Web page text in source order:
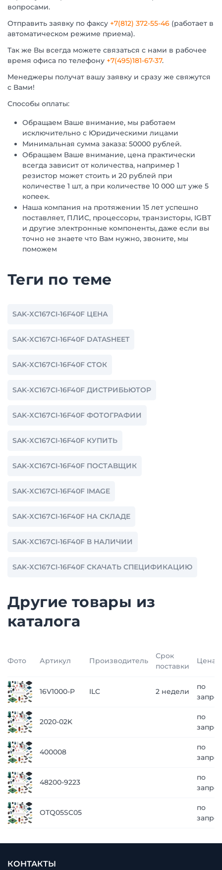
вопросами.
Отправить заявку по факсу +7(812) 372-55-46 (работает в
автоматическом режиме приема).
Так же Вы всегда можете связаться с нами в рабочее
время офиса по телефону +7(495)181-67-37.
Менеджеры получат вашу заявку и сразу же свяжутся
с Вами!
Способы оплаты:
Обращаем Ваше внимание, мы работаем
исключительно с Юридическими лицами
Минимальная сумма заказа: 50000 рублей.
Обращаем Ваше внимание, цена практически
всегда зависит от количества, например 1
резистор может стоить и 20 рублей при
количестве 1 шт, а при количестве 10 000 шт уже 5
копеек.
Наша компания на протяжении 15 лет успешно
поставляет, ПЛИС, процессоры, транзисторы, IGBT
и другие электронные компоненты, даже если вы
точно не знаете что Вам нужно, звоните, мы
поможем
Теги по теме
SAK-XC167CI-16F40F ЦЕНА
SAK-XC167CI-16F40F DATASHEET
SAK-XC167CI-16F40F СТОК
SAK-XC167CI-16F40F ДИСТРИБЬЮТОР
SAK-XC167CI-16F40F ФОТОГРАФИИ
SAK-XC167CI-16F40F КУПИТЬ
SAK-XC167CI-16F40F ПОСТАВЩИК
SAK-XC167CI-16F40F IMAGE
SAK-XC167CI-16F40F НА СКЛАДЕ
SAK-XC167CI-16F40F В НАЛИЧИИ
SAK-XC167CI-16F40F СКАЧАТЬ СПЕЦИФИКАЦИЮ
Другие товары из
каталога
Фото Артикул Производитель
Срок
поставки
Цена
16V1000-P ILC 2 недели
по
2020-02K
по
400008
по
48200-9223
по
OTQ05SC05
по
КОНТАКТЫ